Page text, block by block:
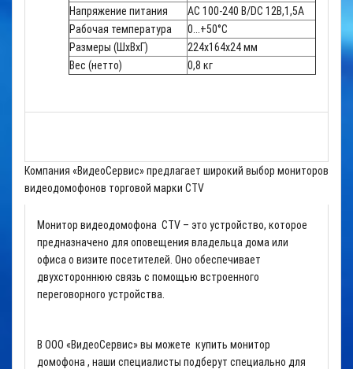
Напряжение питания
АС 100-240 В/DC 12B,1,5А
Рабочая температура
0...+50°С
Размеры (ШхВхГ)
224x164x24 мм
Вес (нетто)
0,8 кг
Компания «ВидеоСервис» предлагает широкий выбор мониторов
видеодомофонов торговой марки CTV
Монитор видеодомофона CTV – это устройство, которое
предназначено для оповещения владельца дома или
офиса о визите посетителей. Оно обеспечивает
двухстороннюю связь с помощью встроенного
переговорного устройства.
В ООО «ВидеоСервис» вы можете купить монитор
домофона , наши специалисты подберут специально для